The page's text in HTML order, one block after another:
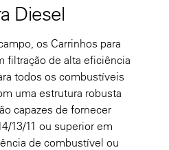
Diesel
os Carrinhos para
filtração de alta eficiência
todos os combustíveis
uma estrutura robusta
capazes de fornecer
13/11 ou superior em
de combustível ou